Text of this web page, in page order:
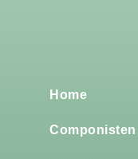
Home
Componisten